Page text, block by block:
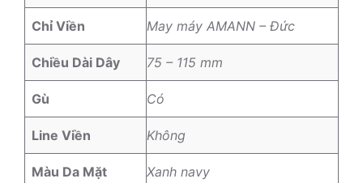
Chỉ Viền May máy AMANN – Đức
Chiều Dài Dây 75 – 115 mm
Gù Có
Line Viền Không
Màu Da Mặt Xanh navy